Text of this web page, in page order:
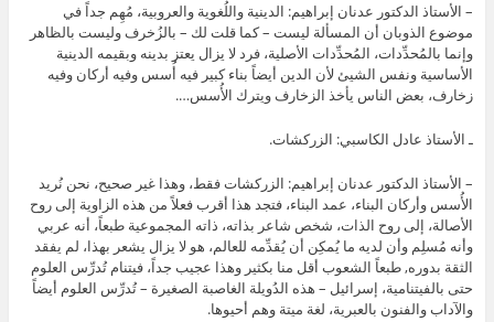
– الأستاذ الدكتور عدنان إبراهيم: الدينية واللُغوية والعروبية، مُهِم جداً في
موضوع الذوبان أن المسألة ليست – كما قلت لك – بالزُخرف وليست بالظاهر
وإنما بالمُحدِّدات، المُحدِّدات الأصلية، فرد لا يزال يعتز بدينه وبقيمه الدينية
الأساسية ونفس الشيئ لأن الدين أيضاً بناء كبير فيه أُسس وفيه أركان وفيه
زخارف، بعض الناس يأخذ الزخارف ويترك الأُسس….
ـ الأستاذ عادل الكاسبي: الزركشات.
– الأستاذ الدكتور عدنان إبراهيم: الزركشات فقط، وهذا غير صحيح، نحن نُريد
الأُسس وأركان البناء، عمد البناء، فتجد هذا أقرب فعلاً من هذه الزاوية إلى روح
الأصالة، إلى روح الذات، شخص شاعر بذاته، ذاته المجموعية طبعاً، أنه عربي
وأنه مُسلِم وأن لديه ما يُمكِن أن يُقدِّمه للعالم، هو لا يزال يشعر بهذا، لم يفقد
الثقة بدوره, طبعاً الشعوب أقل منا بكثير وهذا عجيب جداً، فيتنام تُدرِّس العلوم
حتى بالفيتنامية، إسرائيل – هذه الدُويلة الغاصبة الصغيرة – تُدرِّس العلوم أيضاً
والآداب والفنون بالعبرية، لغة ميتة وهم أحيوها.